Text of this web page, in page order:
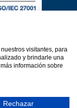
de datos
e Insercion S.L.
visitantes, para
y brindarle una
información sobre
Rechazar